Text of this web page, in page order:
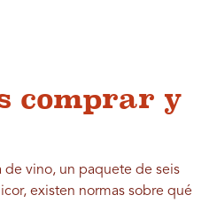
comprar y
de vino, un paquete de seis
existen normas sobre qué